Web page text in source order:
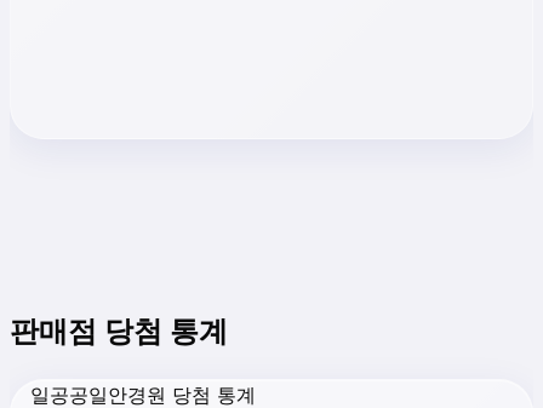
판매점 당첨 통계
일공공일안경원 당첨 통계